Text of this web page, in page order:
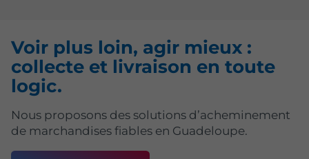
Voir plus loin, agir mieux :
collecte et livraison en toute
logic.
Nous proposons des solutions d’acheminement
de marchandises fiables en Guadeloupe.